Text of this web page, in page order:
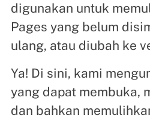
digunakan untuk
Pages yang belum
ulang, atau diubah ke
Ya! Di sini, kami
yang dapat membuka,
dan bahkan